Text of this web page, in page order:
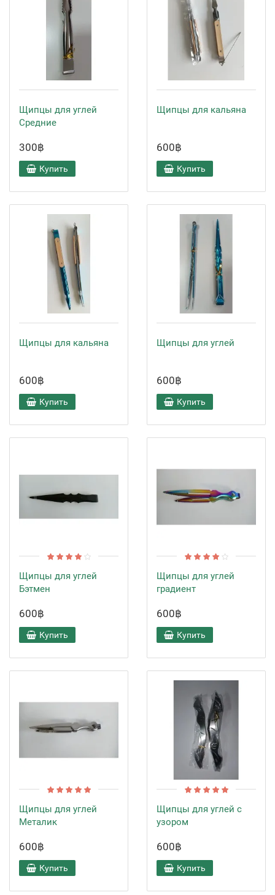
Щипцы для углей
Средние
300฿
Купить
Щипцы для кальяна
600฿
Купить
Щипцы для кальяна
600฿
Купить
Щипцы для углей
600฿
Купить
Щипцы для углей
Бэтмен
600฿
Купить
Щипцы для углей
градиент
600฿
Купить
Щипцы для углей
Металик
600฿
Купить
Щипцы для углей с
узором
600฿
Купить